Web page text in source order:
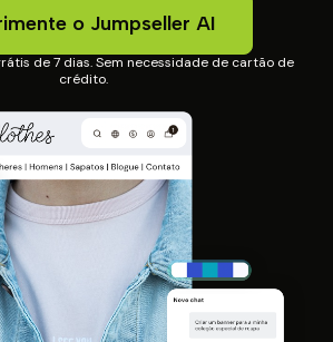
o Jumpseller AI
de 7 dias. Sem necessidade de cartão de
crédito.